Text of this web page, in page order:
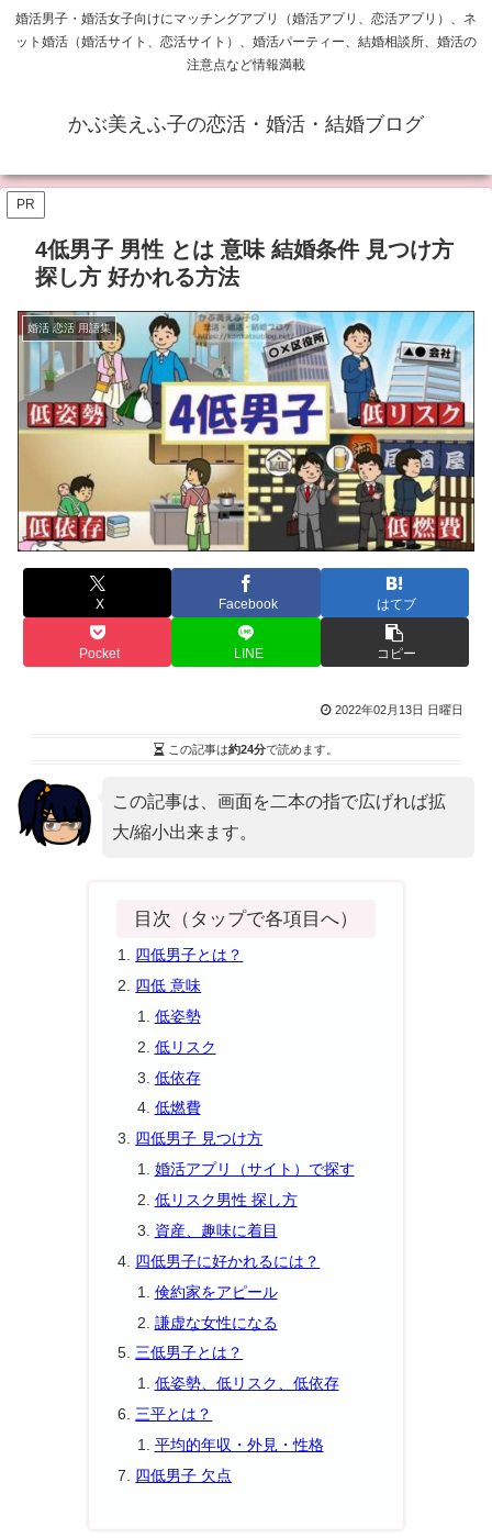
婚活男子・婚活女子向けにマッチングアプリ（婚活アプリ、恋活アプリ）、ネ
ット婚活（婚活サイト、恋活サイト）、婚活パーティー、結婚相談所、婚活の
注意点など情報満載
かぶ美えふ子の恋活・婚活・結婚ブログ
PR
4低男子 男性 とは 意味 結婚条件 見つけ方
探し方 好かれる方法
婚活 恋活 用語集
X Facebook はてブ
Pocket LINE コピー
2022年02月13日 日曜日
この記事は約24分で読めます。
この記事は、画面を二本の指で広げれば拡
大/縮小出来ます。
目次（タップで各項目へ）
四低男子とは？
四低 意味
低姿勢
低リスク
低依存
低燃費
四低男子 見つけ方
婚活アプリ（サイト）で探す
低リスク男性 探し方
資産、趣味に着目
四低男子に好かれるには？
倹約家をアピール
謙虚な女性になる
三低男子とは？
低姿勢、低リスク、低依存
三平とは？
平均的年収・外見・性格
四低男子 欠点